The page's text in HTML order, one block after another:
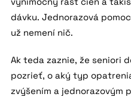
dávku. Jednorazová
už nemení nič.
Ak teda zaznie, že seniori
pozrieť, o aký typ
zvýšením a jednorazovým